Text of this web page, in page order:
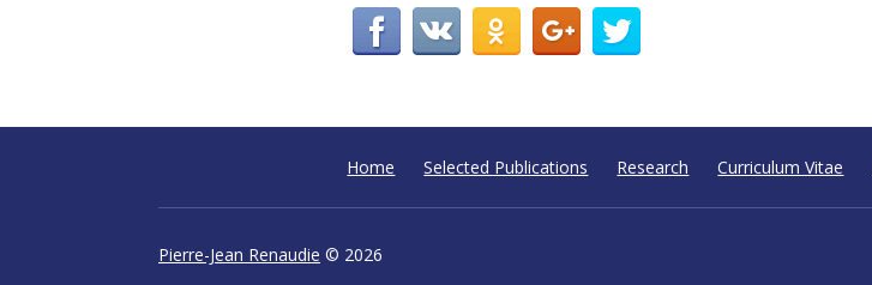
Home Selected Publications Research Curriculum Vitae
Pierre-Jean Renaudie © 2026